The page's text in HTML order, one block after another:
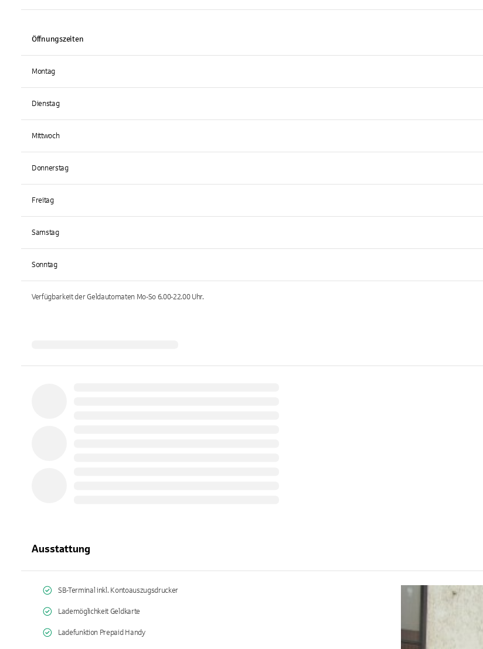
Öffnungszeiten
Montag
Dienstag
Mittwoch
Donnerstag
Freitag
Samstag
Sonntag
Verfügbarkeit der Geldautomaten Mo-So 6.00-22.00Uhr.
Ausstattung
SB-Terminal inkl. Kontoauszugsdrucker
Lademöglichkeit Geldkarte
Ladefunktion Prepaid Handy